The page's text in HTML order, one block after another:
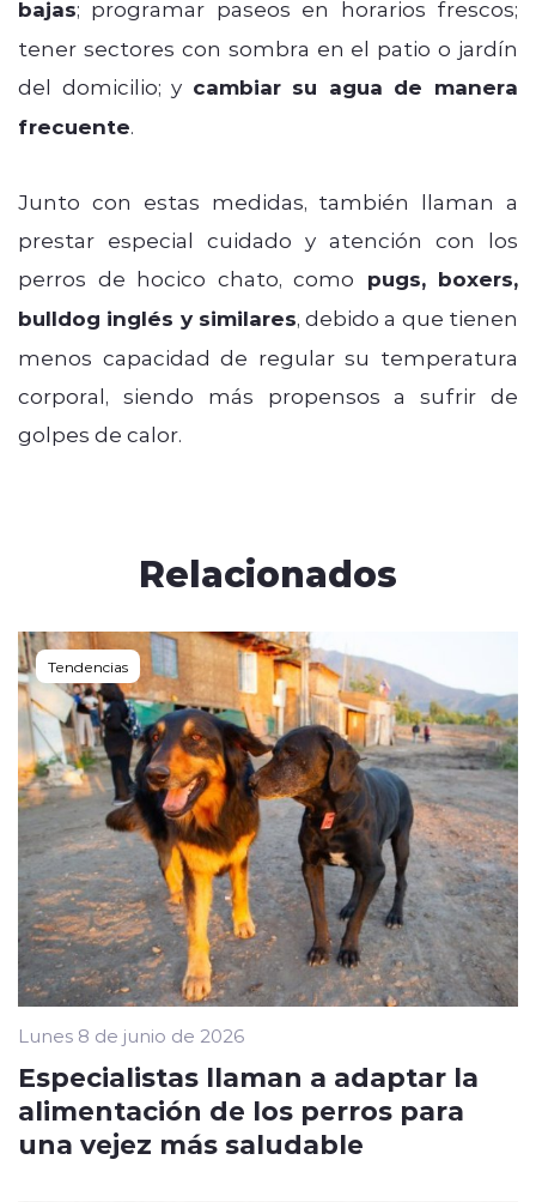
bajas; programar paseos en horarios frescos;
tener sectores con sombra en el patio o jardín
del domicilio; y cambiar su agua de manera
frecuente.
Junto con estas medidas, también llaman a
prestar especial cuidado y atención con los
perros de hocico chato, como pugs, boxers,
bulldog inglés y similares, debido a que tienen
menos capacidad de regular su temperatura
corporal, siendo más propensos a sufrir de
golpes de calor.
Relacionados
Tendencias
Lunes 8 de junio de 2026
Especialistas llaman a adaptar la
alimentación de los perros para
una vejez más saludable